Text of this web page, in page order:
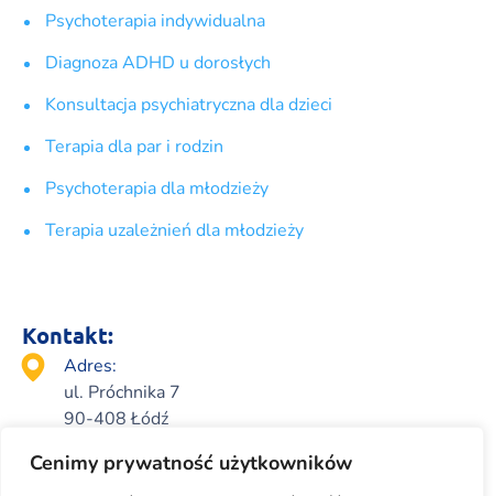
Cenimy prywatność użytkowników
Psychoterapia indywidualna
Diagnoza ADHD u dorosłych
Konsultacja psychiatryczna dla dzieci
Terapia dla par i rodzin
Psychoterapia dla młodzieży
Terapia uzależnień dla młodzieży
Kontakt:
Adres:
ul. Próchnika 7
90-408 Łódź
+48 518 970 434